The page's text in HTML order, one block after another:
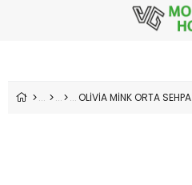
OLİVİA MİNK ORTA SEHPA